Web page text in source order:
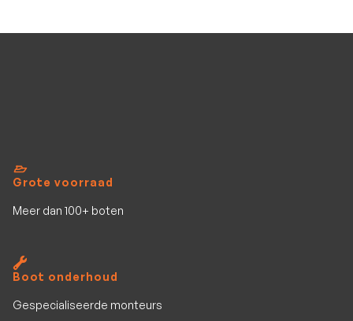
Grote voorraad
Meer dan 100+ boten
Boot onderhoud
Gespecialiseerde monteurs